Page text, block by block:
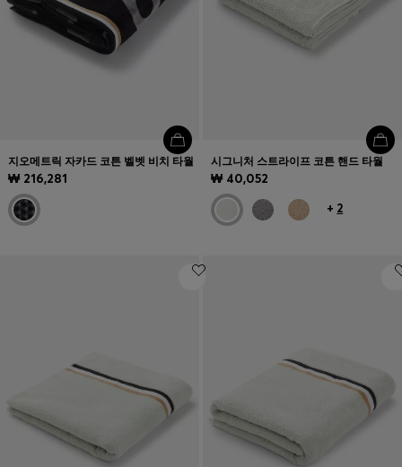
지오메트릭 자카드 코튼 벨벳 비치 타월
₩ 216,281
시그니처 스트라이프 코튼 핸드 타월
₩ 40,052
+ 2